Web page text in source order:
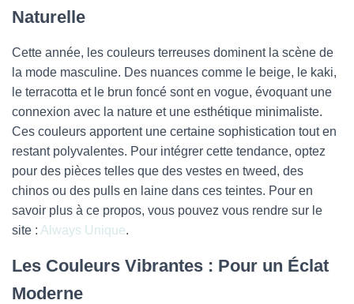
Naturelle
Cette année, les couleurs terreuses dominent la scène de
la mode masculine. Des nuances comme le beige, le kaki,
le terracotta et le brun foncé sont en vogue, évoquant une
connexion avec la nature et une esthétique minimaliste.
Ces couleurs apportent une certaine sophistication tout en
restant polyvalentes. Pour intégrer cette tendance, optez
pour des pièces telles que des vestes en tweed, des
chinos ou des pulls en laine dans ces teintes. Pour en
savoir plus à ce propos, vous pouvez vous rendre sur le
site : Always Unique.
Les Couleurs Vibrantes : Pour un Éclat
Moderne